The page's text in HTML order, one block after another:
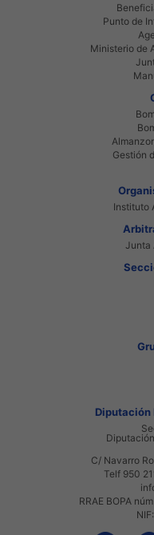
Punto de
Ministerio de
Gestión
Instituto
Junta
Diputación
C/ Navarro
Telf 950
RRAE BOPA